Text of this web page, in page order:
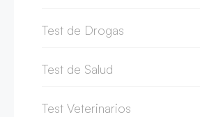
Test de Drogas
Test de Salud
Test Veterinarios